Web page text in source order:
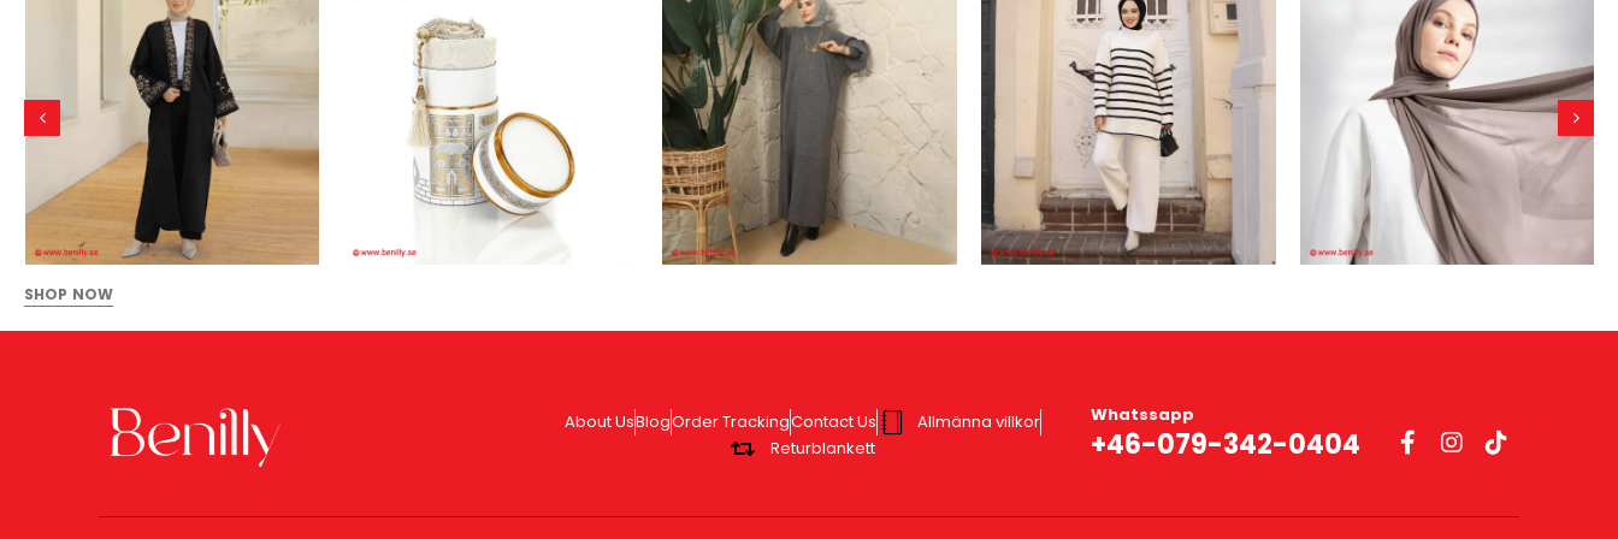
SHOP NOW
About UsBlogOrder TrackingContact Us
Allmänna villkor
Returblankett
Whatssapp
+46-079-342-0404